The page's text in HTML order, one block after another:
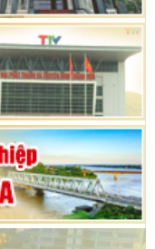
kỳ 2021 - 2026
Hội đồng nhân dân